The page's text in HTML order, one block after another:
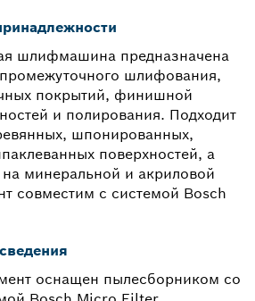
шлифмашина предназначена
шлифования,
покрытий, финишной
и полирования. Подходит
шпонированных,
поверхностей, а
минеральной и акриловой
совместим с системой Bosch
оснащен пылесборником со